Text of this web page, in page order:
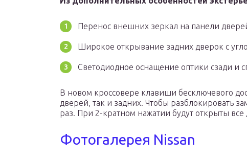
Перенос внешних зеркал на панели
Широкое открывание задних дверок с
Светодиодное оснащение оптики сзади и
В новом кроссовере клавиши бесключевого
дверей, так и задних. Чтобы разблокировать
раз. При 2-кратном нажатии будут открыты все
Фотогалерея Nissan